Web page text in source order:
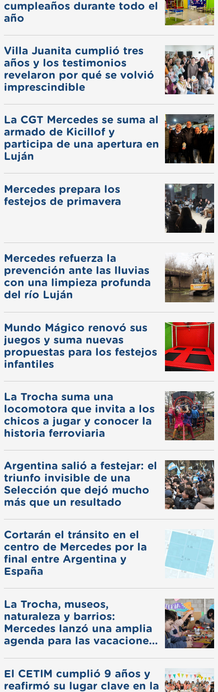
cumpleaños durante todo el
año
Villa Juanita cumplió tres
años y los testimonios
revelaron por qué se volvió
imprescindible
La CGT Mercedes se suma al
armado de Kicillof y
participa de una apertura en
Luján
Mercedes prepara los
festejos de primavera
Mercedes refuerza la
prevención ante las lluvias
con una limpieza profunda
del río Luján
Mundo Mágico renovó sus
juegos y suma nuevas
propuestas para los festejos
infantiles
La Trocha suma una
locomotora que invita a los
chicos a jugar y conocer la
historia ferroviaria
Argentina salió a festejar: el
triunfo invisible de una
Selección que dejó mucho
más que un resultado
Cortarán el tránsito en el
centro de Mercedes por la
final entre Argentina y
España
La Trocha, museos,
naturaleza y barrios:
Mercedes lanzó una amplia
agenda para las vacaciones
El CETIM cumplió 9 años y
reafirmó su lugar clave en la